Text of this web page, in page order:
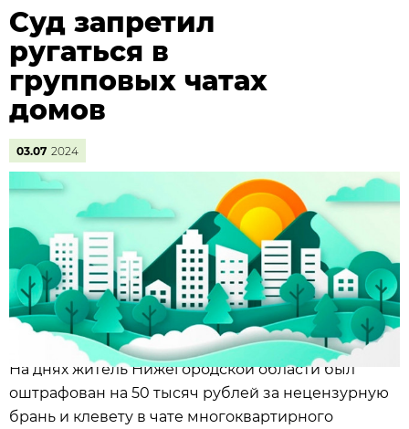
Суд запретил
ругаться в
групповых чатах
домов
03.07 2024
На днях житель Нижегородской области был
оштрафован на 50 тысяч рублей за нецензурную
брань и клевету в чате многоквартирного